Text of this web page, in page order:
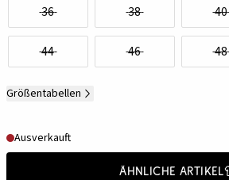
36 38 40
44 46 48
Größentabellen
Ausverkauft
Ähnliche Artikel